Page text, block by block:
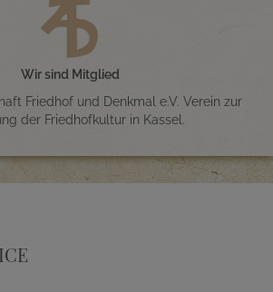
Wir sind Mitglied
Friedhof und Denkmal e.V. Verein zur
der Friedhofkultur in Kassel.